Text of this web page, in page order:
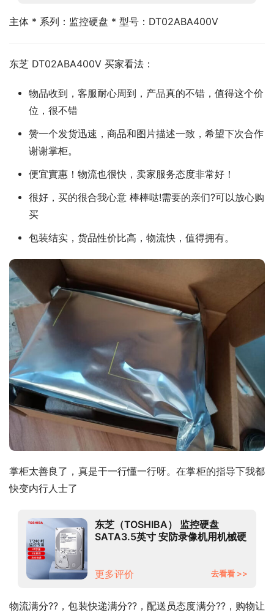
主体 * 系列：监控硬盘 * 型号：DT02ABA400V
东芝 DT02ABA400V 买家看法：
物品收到，客服耐心周到，产品真的不错，值得这个价
位，很不错
赞一个发货迅速，商品和图片描述一致，希望下次合作
谢谢掌柜。
便宜實惠！物流也很快，卖家服务态度非常好！
很好，买的很合我心意 棒棒哒!需要的亲们?可以放心购
买
包装结实，货品性价比高，物流快，值得拥有。
掌柜太善良了，真是干一行懂一行呀。在掌柜的指导下我都
快变内行人士了
东芝（TOSHIBA） 监控硬盘
SATA3.5英寸 安防录像机用机械硬
更多评价
去看看 >>
物流满分??，包装快递满分??，配送员态度满分??，购物让